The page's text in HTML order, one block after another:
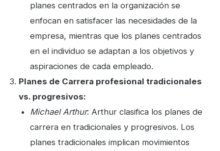
planes centrados en la organización se
enfocan en satisfacer las necesidades de la
empresa, mientras que los planes centrados
en el individuo se adaptan a los objetivos y
aspiraciones de cada empleado.
Planes de Carrera profesional tradicionales
vs. progresivos:
Michael Arthur: Arthur clasifica los planes de
carrera en tradicionales y progresivos. Los
planes tradicionales implican movimientos